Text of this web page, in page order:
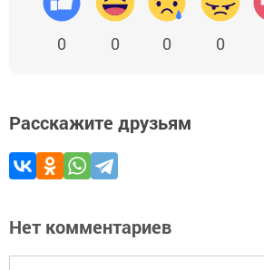
0 0 0 0
Расскажите друзьям
Нет комментариев